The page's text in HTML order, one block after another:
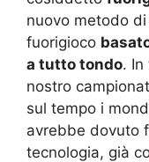
nuovo metodo
fuorigioco
a tutto tondo. In
nostro
sul tempo i
avrebbe dovuto
tecnologia, già